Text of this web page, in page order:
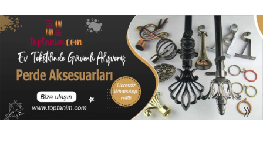
« »